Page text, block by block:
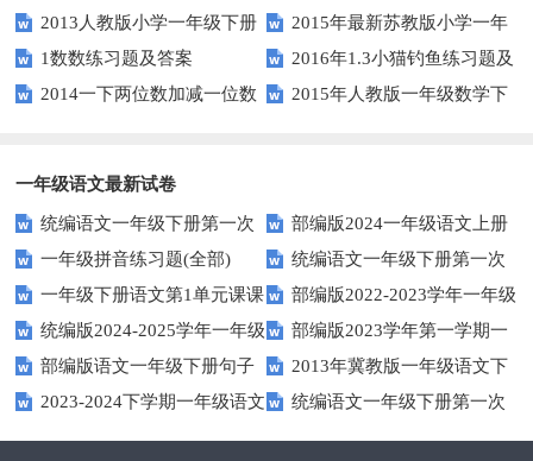
版）2013人教版小学一年级下册
第三单元整理与复习（一）练习
题
2015年最新苏教版小学一年
级数学下册第一次月考试卷
1数数练习题及答案
2016年1.3小猫钓鱼练习题及
答案
2014一下两位数加减一位数
2015年人教版一年级数学下
一年级语文最新试卷
统编语文一年级下册第一次
月考测试题7
部编版2024一年级语文上册
第一单元检测卷
一年级拼音练习题(全部)
统编语文一年级下册第一次
月考测试题6
一年级下册语文第1单元课课
练
部编版2022-2023学年一年级
语文下册期中复习卷
统编版2024-2025学年一年级
语文上册期末巩固测试卷
部编版2023学年第一学期一
年级语文期中综合试卷
部编版语文一年级下册句子
专项训练
2013年冀教版一年级语文下
期末测试卷及答案
2023-2024下学期一年级语文
下册期末测试卷
统编语文一年级下册第一次
月考测试题4（无答案）